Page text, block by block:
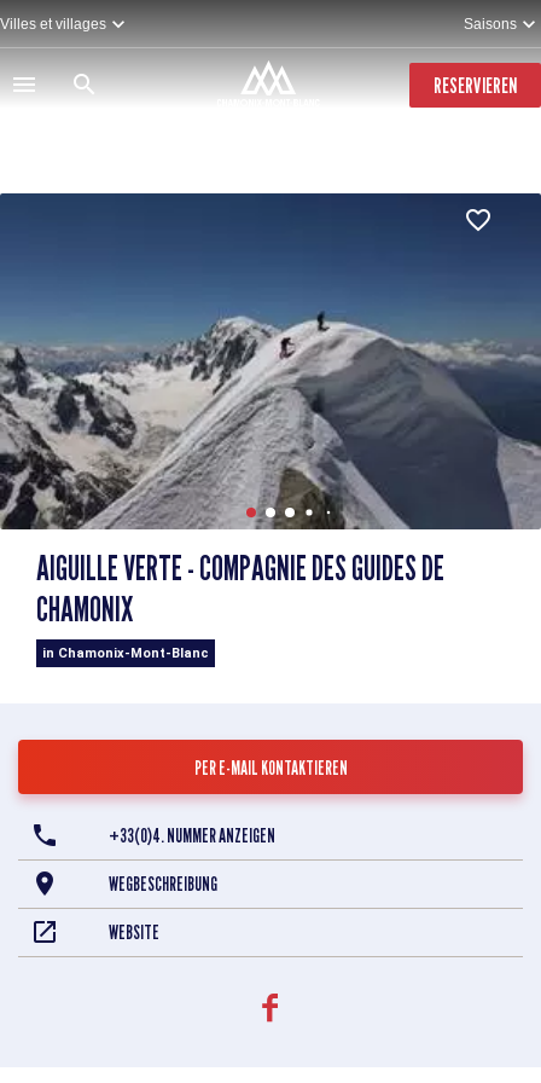
Direkt
zum
Inhalt
Villes et villages Saisons
RESERVIEREN
AIGUILLE VERTE - COMPAGNIE DES GUIDES DE
CHAMONIX
in Chamonix-Mont-Blanc
PER E-MAIL KONTAKTIEREN
+33(0)4. NUMMER ANZEIGEN
WEGBESCHREIBUNG
WEBSITE